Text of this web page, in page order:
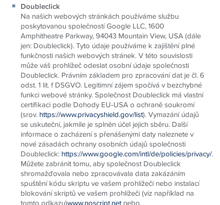
Doubleclick
Na našich webových stránkách používáme službu
poskytovanou společností Google LLC, 1600
Amphitheatre Parkway, 94043 Mountain View, USA (dále
jen: Doubleclick). Tyto údaje používáme k zajištění plné
funkčnosti našich webových stránek. V této souvislosti
může váš prohlížeč odeslat osobní údaje společnosti
Doubleclick. Právním základem pro zpracování dat je čl. 6
odst. 1 lit. f DSGVO. Legitimní zájem spočívá v bezchybné
funkci webové stránky. Společnost Doubleclick má vlastní
certifikaci podle Dohody EU-USA o ochraně soukromí
(srov. https://www.privacyshield.gov/list). Vymazání údajů
se uskuteční, jakmile je splněn účel jejich sběru. Další
informace o zacházení s přenášenými daty naleznete v
nové zásadách ochrany osobních údajů společnosti
Doubleclick: https://www.google.com/intl/de/policies/privacy/.
Můžete zabránit tomu, aby společnost Doubleclick
shromažďovala nebo zpracovávala data zakázáním
spuštění kódu skriptu ve vašem prohlížeči nebo instalací
blokování skriptů ve vašem prohlížeči (viz například na
tomto odkazu)www.noscript.netnebo